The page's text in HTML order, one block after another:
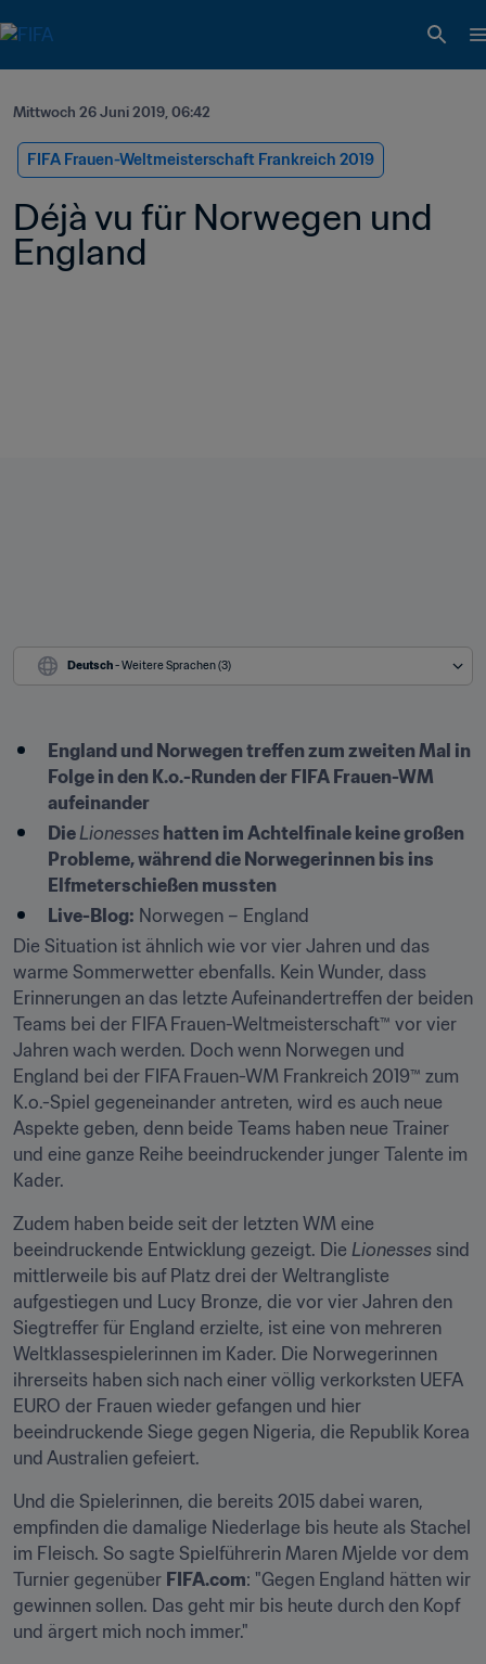
Mittwoch 26 Juni 2019, 06:42
FIFA Frauen-Weltmeisterschaft Frankreich 2019
Déjà vu für Norwegen und
England
Deutsch - Weitere Sprachen (3)
England und Norwegen treffen zum zweiten Mal in
Folge in den K.o.-Runden der FIFA Frauen-WM
aufeinander
Die Lionesses hatten im Achtelfinale keine großen
Probleme, während die Norwegerinnen bis ins
Elfmeterschießen mussten
Live-Blog: Norwegen – England
Die Situation ist ähnlich wie vor vier Jahren und das
warme Sommerwetter ebenfalls. Kein Wunder, dass
Erinnerungen an das letzte Aufeinandertreffen der beiden
Teams bei der FIFA Frauen-Weltmeisterschaft™ vor vier
Jahren wach werden. Doch wenn Norwegen und
England bei der FIFA Frauen-WM Frankreich 2019™ zum
K.o.-Spiel gegeneinander antreten, wird es auch neue
Aspekte geben, denn beide Teams haben neue Trainer
und eine ganze Reihe beeindruckender junger Talente im
Kader.
Zudem haben beide seit der letzten WM eine
beeindruckende Entwicklung gezeigt. Die Lionesses sind
mittlerweile bis auf Platz drei der Weltrangliste
aufgestiegen und Lucy Bronze, die vor vier Jahren den
Siegtreffer für England erzielte, ist eine von mehreren
Weltklassespielerinnen im Kader. Die Norwegerinnen
ihrerseits haben sich nach einer völlig verkorksten UEFA
EURO der Frauen wieder gefangen und hier
beeindruckende Siege gegen Nigeria, die Republik Korea
und Australien gefeiert.
Und die Spielerinnen, die bereits 2015 dabei waren,
empfinden die damalige Niederlage bis heute als Stachel
im Fleisch. So sagte Spielführerin Maren Mjelde vor dem
Turnier gegenüber FIFA.com: "Gegen England hätten wir
gewinnen sollen. Das geht mir bis heute durch den Kopf
und ärgert mich noch immer."